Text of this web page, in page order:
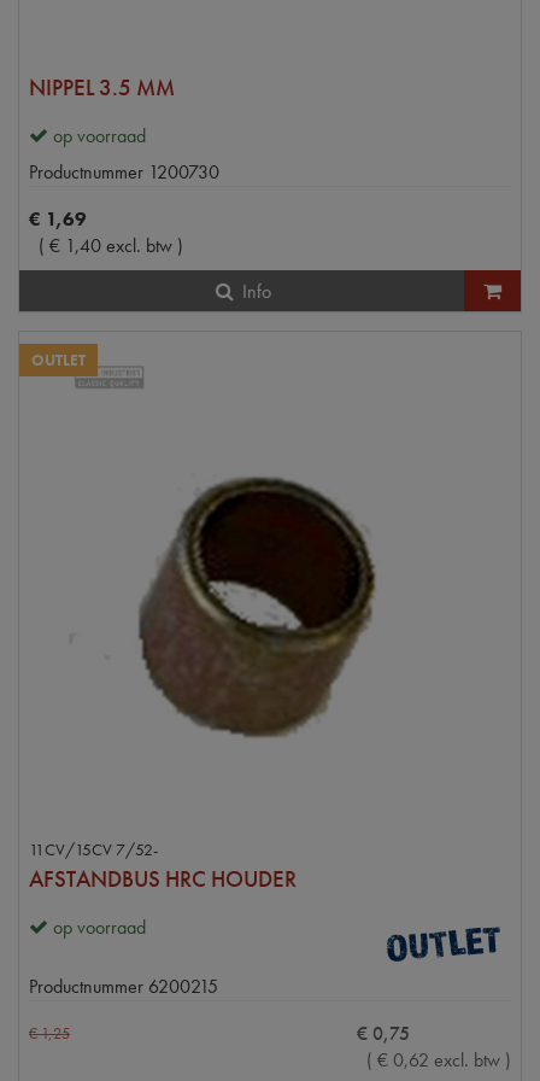
NIPPEL 3.5 MM
op voorraad
Productnummer 1200730
€ 1,69
( € 1,40excl. btw )
Info
OUTLET
11CV/15CV 7/52-
AFSTANDBUS HRC HOUDER
op voorraad
Productnummer 6200215
€1,25 € 0,75
( € 0,62 excl. btw )